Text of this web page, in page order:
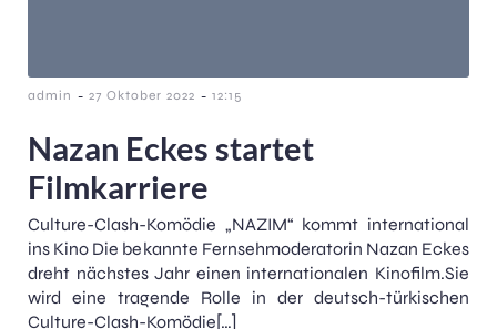
admin - 27 Oktober 2022 - 12:15
Nazan Eckes startet
Filmkarriere
Culture-Clash-Komödie „NAZIM“ kommt international
ins Kino Die bekannte Fernsehmoderatorin Nazan Eckes
dreht nächstes Jahr einen internationalen Kinofilm.Sie
wird eine tragende Rolle in der deutsch-türkischen
Culture-Clash-Komödie[…]